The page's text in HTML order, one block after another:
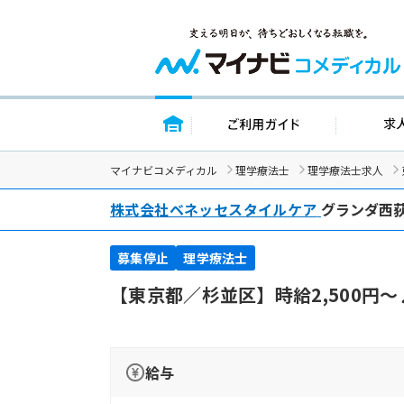
トップページ ご利用ガイ
マイナビコメディカル 理学療法士 理学療法士求人
株式会社ベネッセスタイルケア グランダ西
募集停止 理学療法士
【東京都／杉並区】時給2,500円
給与